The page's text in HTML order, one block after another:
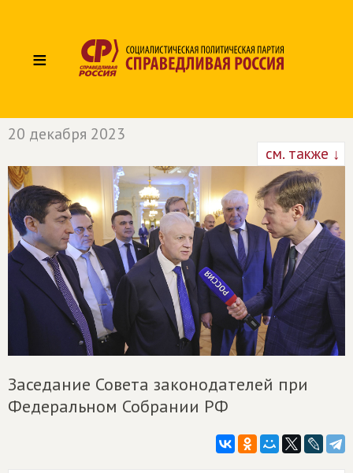
≡
20 декабря 2023
см. также ↓
Заседание Совета законодателей при
Федеральном Собрании РФ